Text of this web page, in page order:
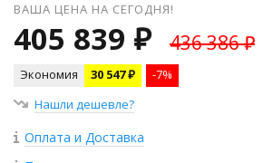
ВАША ЦЕНА НА СЕГОДНЯ!
405 839 ₽ 436 386 ₽
Экономия 30 547 ₽
-7%
Нашли дешевле?
Оплата и Доставка